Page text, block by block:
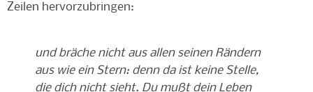
Zeilen hervorzubringen:
und bräche nicht aus allen seinen Rändern
aus wie ein Stern: denn da ist keine Stelle,
die dich nicht sieht. Du mußt dein Leben